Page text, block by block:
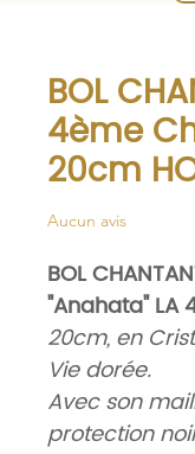
BOL
4ème
20cm
Aucun avis
BOL
"Anahata" LA
20cm, en
Vie dorée.
Avec son
protection